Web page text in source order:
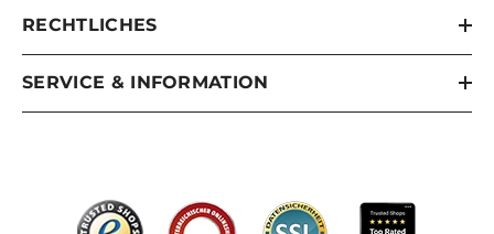
RECHTLICHES
SERVICE & INFORMATION